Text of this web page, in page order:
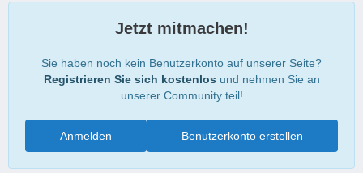
Jetzt mitmachen!
Sie haben noch kein Benutzerkonto auf unserer Seite?
Registrieren Sie sich kostenlos und nehmen Sie an
unserer Community teil!
Benutzerkonto erstellen
Anmelden